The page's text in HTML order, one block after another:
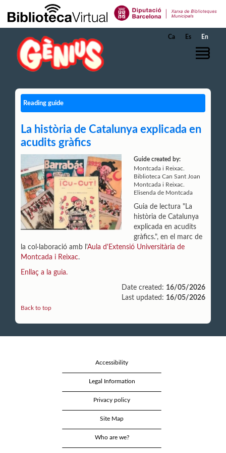
Skip to Main Content
Ca Es En
Reading guide
La història de Catalunya explicada en
acudits gràfics
Guide created by:
Montcada i Reixac.
Biblioteca Can Sant Joan
Montcada i Reixac.
Elisenda de Montcada
Guia de lectura "La
història de Catalunya
explicada en acudits
gràfics.", en el marc de
la col·laboració amb l'Aula d'Extensió Universitària de
Montcada i Reixac.
Enllaç a la guia.
Date created: 16/05/2026
Last updated: 16/05/2026
Back to top
Accessibility
Legal Information
Privacy policy
Site Map
Who are we?